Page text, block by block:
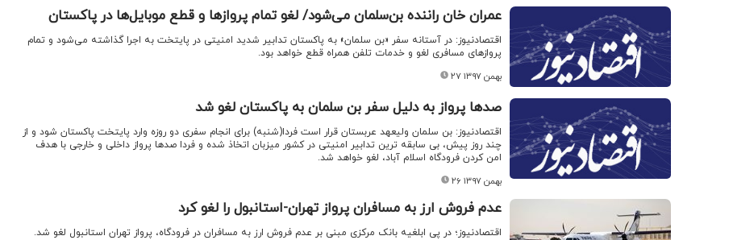
عمران خان راننده بن‌سلمان می‌شود/ لغو تمام پروازها و قطع موبایل‌ها در پاکستان
اقتصادنیوز: در آستانه سفر «بن سلمان» به پاکستان تدابیر شدید امنیتی در پایتخت به اجرا گذاشته می‌شود و تمام
پروازهای مسافری لغو و خدمات تلفن همراه قطع خواهد بود.
۲۷ بهمن ۱۳۹۷
صدها پرواز به دلیل سفر بن سلمان به پاکستان لغو شد
اقتصادنیوز: بن سلمان ولیعهد عربستان قرار است فردا(شنبه) برای انجام سفری دو روزه وارد پایتخت پاکستان شود و از
چند روز پیش، بی سابقه ترین تدابیر امنیتی در کشور میزبان اتخاذ شده و فردا صدها پرواز داخلی و خارجی با هدف
امن کردن فرودگاه اسلام آباد، لغو خواهد شد.
۲۶ بهمن ۱۳۹۷
عدم فروش ارز به مسافران پرواز تهران-استانبول را لغو کرد
اقتصادنیوز؛ در پی ابلغیه بانک مرکزی مبنی بر عدم فروش ارز به مسافران در فرودگاه، پرواز تهران استانبول لغو شد.